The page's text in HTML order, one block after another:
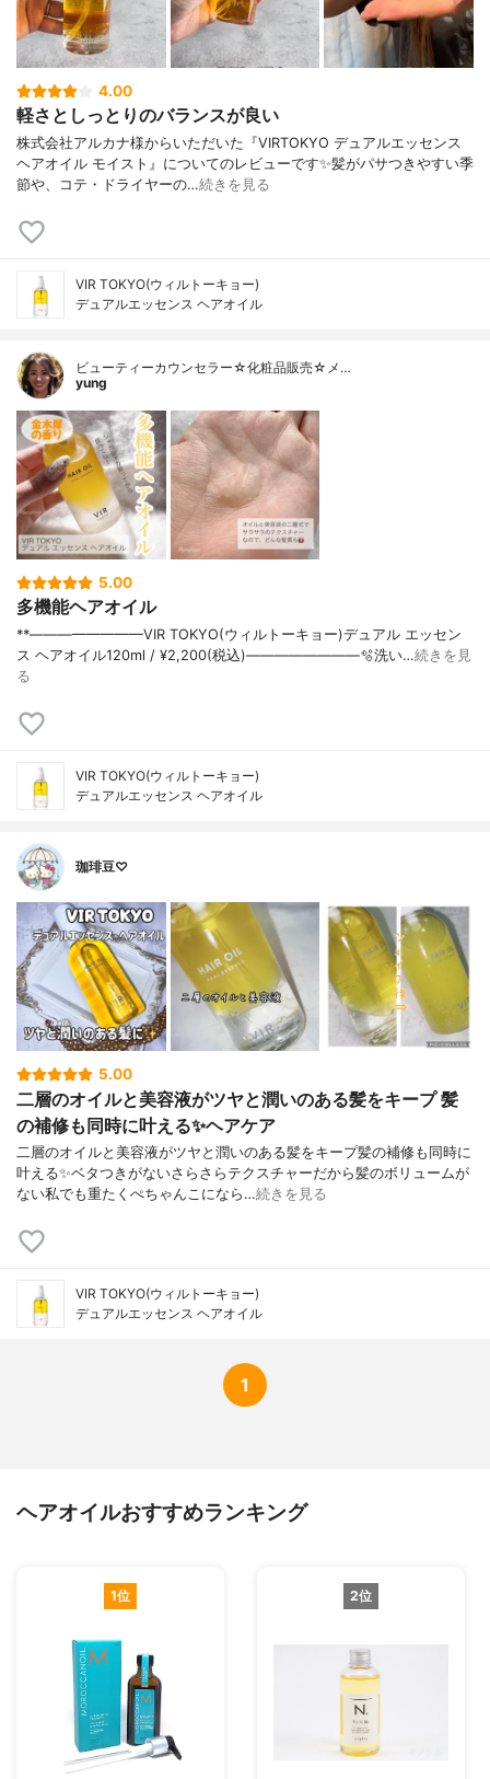
4.00
軽さとしっとりのバランスが良い
株式会社アルカナ様からいただいた『VIRTOKYO デュアルエッセンス
ヘアオイル モイスト』についてのレビューです✨髪がパサつきやすい季
節や、コテ・ドライヤーの…続きを見る
VIR TOKYO(ウィルトーキョー)
デュアルエッセンス ヘアオイル
ビューティーカウンセラー☆化粧品販売☆メ…
yung
5.00
多機能ヘアオイル
**————————⁡VIR TOKYO(ウィルトーキョー)デュアル エッセン
ス ヘアオイル⁡120ml / ¥2,200(税込)⁡————————⁡⁡⁡🫧洗い…続きを見
る
VIR TOKYO(ウィルトーキョー)
デュアルエッセンス ヘアオイル
珈琲豆♡
5.00
二層のオイルと美容液がツヤと潤いのある髪をキープ 髪
の補修も同時に叶える✨ヘアケア
二層のオイルと美容液がツヤと潤いのある髪をキープ髪の補修も同時に
叶える✨ベタつきがないさらさらテクスチャーだから髪のボリュームが
ない私でも重たくぺちゃんこになら…続きを見る
VIR TOKYO(ウィルトーキョー)
デュアルエッセンス ヘアオイル
1
ヘアオイルおすすめランキング
1位 2位